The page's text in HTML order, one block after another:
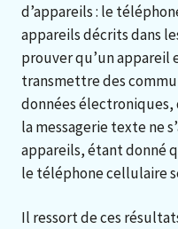
d’appareils : le
appareils décrits dans
prouver qu’un appareil
transmettre des
données
la messagerie texte ne
appareils, étant donné
le téléphone cellulaire
Il ressort de ces